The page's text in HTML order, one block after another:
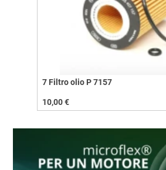
7 Filtro olio P 7157
10,00 €